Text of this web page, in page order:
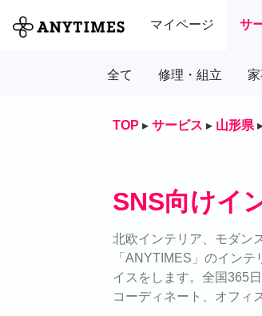
マイページ サ
全て 修理・組立
TOP ▸ サービス ▸ 山形県
SNS向けイ
北欧インテリア、モダン
「ANYTIMES」のイン
イスをします。全国365
コーディネート、オフィ